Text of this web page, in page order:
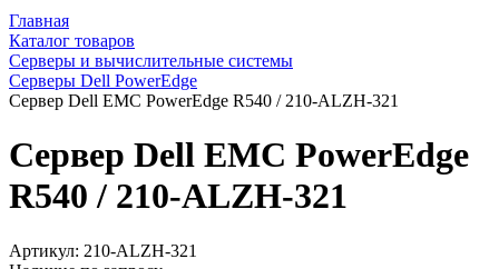
Главная
Каталог товаров
Серверы и вычислительные системы
Серверы Dell PowerEdge
Сервер Dell EMC PowerEdge R540 / 210-ALZH-321
Сервер Dell EMC PowerEdge
R540 / 210-ALZH-321
Артикул: 210-ALZH-321